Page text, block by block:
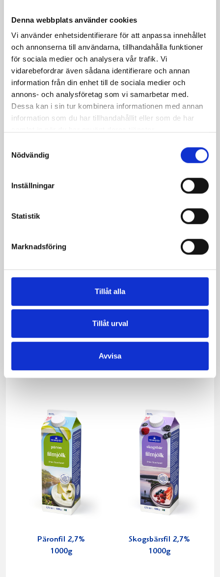
Denna webbplats använder cookies
Vi använder enhetsidentifierare för att anpassa innehållet
och annonserna till användarna, tillhandahålla funktioner
för sociala medier och analysera vår trafik. Vi
vidarebefordrar även sådana identifierare och annan
information från din enhet till de sociala medier och
annons- och analysföretag som vi samarbetar med.
Dessa kan i sin tur kombinera informationen med annan
information som du har tillhandahållit eller som de har
Nödvändig
Inställningar
Statistik
Marknadsföring
Tillåt alla
Tillåt urval
Avvisa
Gratinerade
lasagneplattor med
Spagetti med
köttfärs och rivna
Päronfil 2,7%
1000g
Skogsbärsfil 2,7%
1000g